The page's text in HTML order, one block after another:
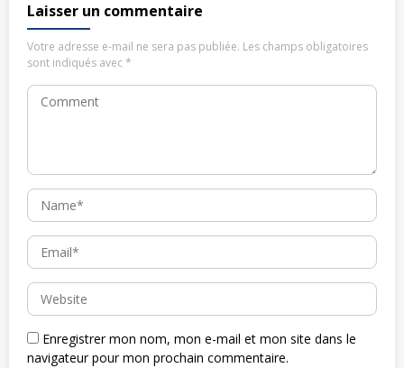
Laisser un commentaire
Votre adresse e-mail ne sera pas publiée. Les champs obligatoires
sont indiqués avec*
Enregistrer mon nom, mon e-mail et mon site dans le
navigateur pour mon prochain commentaire.